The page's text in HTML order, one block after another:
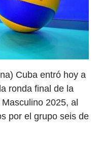
Cuba entró hoy a
ronda final de la
2025, al
por el grupo seis de